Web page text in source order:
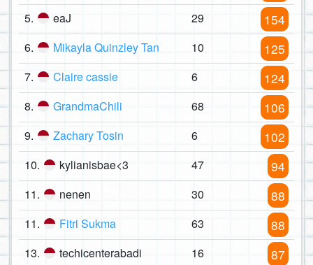
5. eaJ 29 154
6. Mikayla Quinzley Tan 10 125
7. Claire cassie 6 124
8. GrandmaChili 68 106
9. Zachary Tosin 6 102
10. kylianisbae<3 47 94
11. nenen 30 88
11. Fitri Sukma 63 88
13. techicenterabadi 16 87